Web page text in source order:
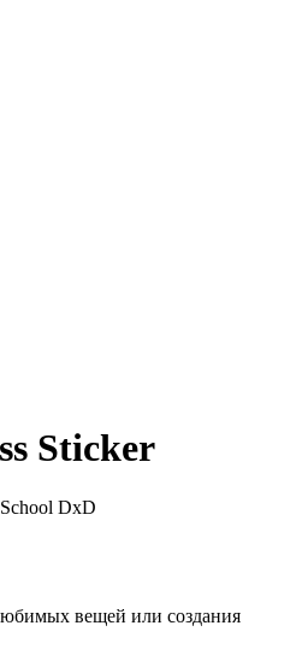
Sticker
DxD
вещей или создания